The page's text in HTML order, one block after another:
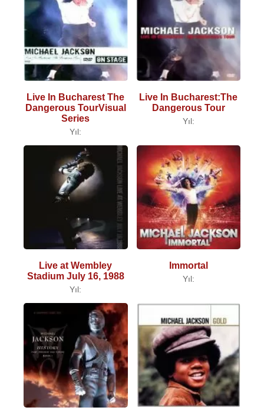
Live In Bucharest The
Dangerous TourVisual
Series
Yıl:
Live In Bucharest:The
Dangerous Tour
Yıl:
Live at Wembley
Stadium July 16, 1988
Yıl:
Immortal
Yıl: